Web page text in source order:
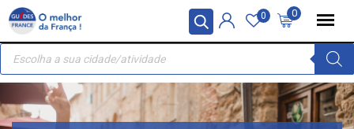
Painel de Gerenciamento de Cookies
Skip
content
0
0
Recherche
produits